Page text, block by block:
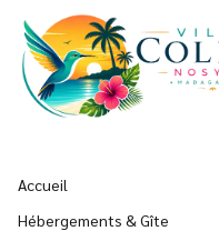
Accueil
Hébergements & Gîte